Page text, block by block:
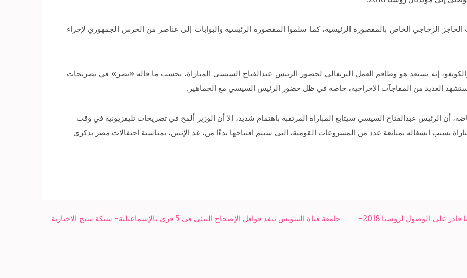
الزجاجي الخاص بالمقصورة الرئيسية، كما سلموا المقصورة الرئيسية والبوابات إلى عناصر من الحرس الجمهوري لإجراء
إنه يستعد هو وطاقم العمل البرتغالي لحضور الرئيس عبدالفتاح السيسي المباراة، بحسب ما قاله «نصر» في تصريحات
ستشهد العديد من المفاجآت الإخراجية، خاصة في ظل حضور الرئيس السيسي مع الجماهير.
أن الرئيس عبدالفتاح السيسي سيتابع المباراة المرتقبة باهتمام شديد، إلا أن الوزير ألمح في تصريحات تليفزيونية في وقت
بسبب انشغاله بمتابعة عدد من المشروعات القومية، التي سيتم افتتاحها بدءًا من، غد الإثنين، بمناسبة احتفالات مصر بذكرى
جامعة قناة السويس تنفذ قوافل الإصحاح البيئي في 5 قرى بالإسماعيلية- شبكة سبح الاخبارية
وزيرة الاستثمار تتوقع نتيجة مباراة مصر والكونغو: منتخبنا قادر على الوصول لروسيا 2018-